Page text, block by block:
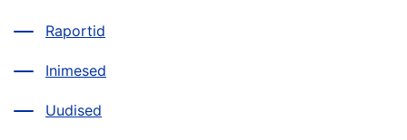
Raportid
Inimesed
Uudised